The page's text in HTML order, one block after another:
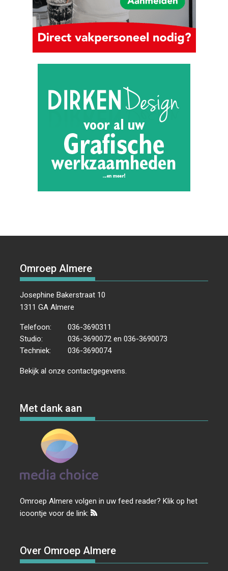
Omroep Almere
Josephine Bakerstraat 10
1311 GA Almere
Telefoon:
036-3690311
Studio:
036-3690072 en 036-3690073
Techniek:
036-3690074
Bekijk al onzecontactgegevens
Met dank aan
Omroep Almere volgen in uw feed reader? Klik op het
icoontje voor de link:
Over Omroep Almere